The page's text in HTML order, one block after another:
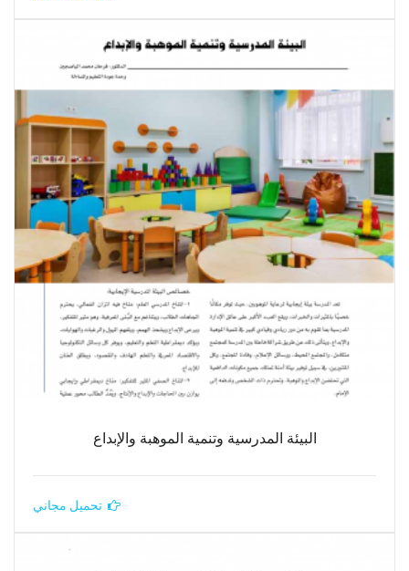
البيئة المدرسية وتنمية الموهبة والإبداع
تحميل مجاني